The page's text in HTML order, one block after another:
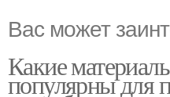
Вас может
Какие
популярны для